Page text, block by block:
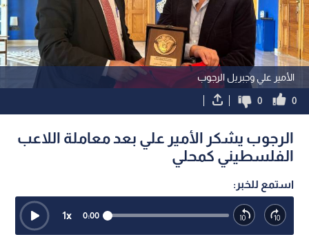
الأمير علي وجبريل الرجوب
0
0
الرجوب يشكر الأمير علي بعد معاملة اللاعب
الفلسطيني كمحلي
استمع للخبر:
0:00
1x